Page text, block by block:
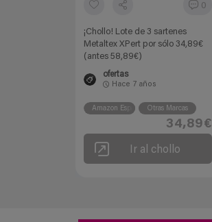
0
¡Chollo! Lote de 3 sartenes
Metaltex XPert por sólo 34,89€
(antes 58,89€)
ofertas
Hace 7 años
Amazon España Otras Marcas
34,89€
Ir al chollo